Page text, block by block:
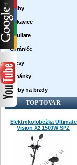
Prilby
Rukavice
Okuliare
Chrániče
Dresy
Topánky
Farby na brzdy
TOP TOVAR
Elektrokolobežka Ultimate
Vision X2 1500W ŠPZ